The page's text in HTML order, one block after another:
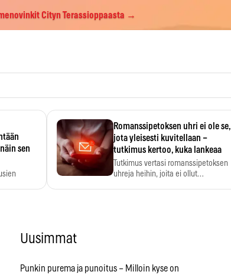
Cityn Terassioppaasta →
sen
Romanssipetoksen uhri ei ole se,
jota yleisesti kuvitellaan –
tutkimus kertoo, kuka lankeaa
Tutkimus vertasi romanssipetoksen
uhreja heihin, joita ei ollut…
Uusimmat
Punkin purema ja punoitus – Milloin kyse on